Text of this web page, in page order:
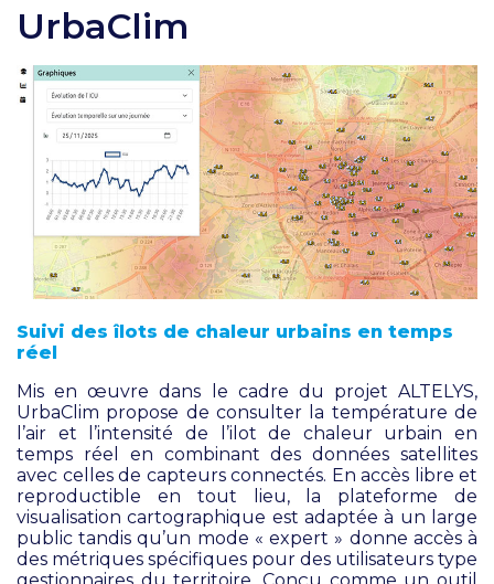
UrbaClim
Suivi des îlots de chaleur urbains en temps
réel
Mis en œuvre dans le cadre du projet ALTELYS,
UrbaClim propose de consulter la température de
l’air et l’intensité de l’ilot de chaleur urbain en
temps réel en combinant des données satellites
avec celles de capteurs connectés. En accès libre et
reproductible en tout lieu, la plateforme de
visualisation cartographique est adaptée à un large
public tandis qu’un mode « expert » donne accès à
des métriques spécifiques pour des utilisateurs type
gestionnaires du territoire. Conçu comme un outil